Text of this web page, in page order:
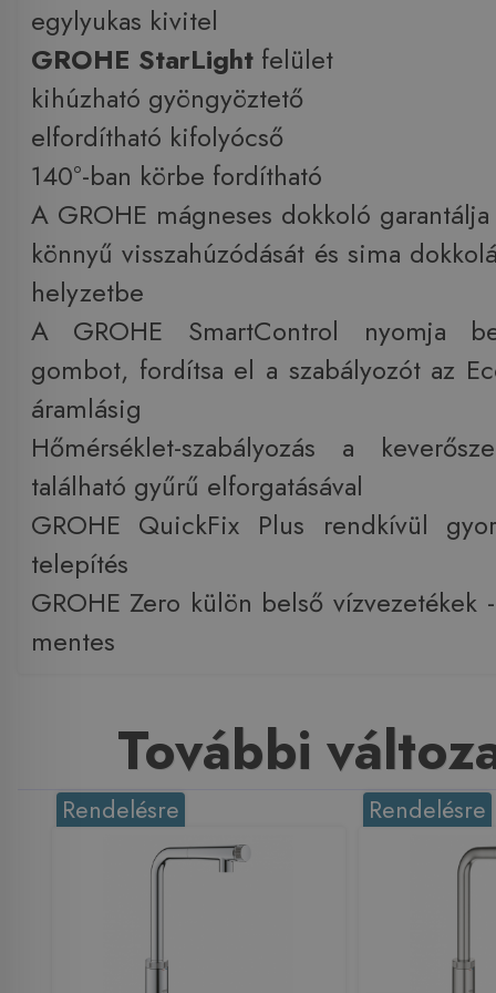
egylyukas kivitel
GROHE StarLightfelület
kihúzható gyöngyöztető
elfordítható kifolyócső
140°-ban körbe fordítható
A GROHE mágneses dokkoló
könnyű visszahúzódását és sima
helyzetbe
A GROHE SmartControl nyomja
gombot, fordítsa el a szabályozót az
áramlásig
Hőmérséklet-szabályozás a
található gyűrű elforgatásával
GROHE QuickFix Plus rendkívül
telepítés
GROHE Zero külön belső vízvezetékek
mentes
További
Rendelésre Rendelésre